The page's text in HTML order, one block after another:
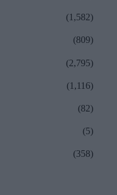
(1,582)
(809)
(2,795)
(1,116)
(82)
(5)
(358)